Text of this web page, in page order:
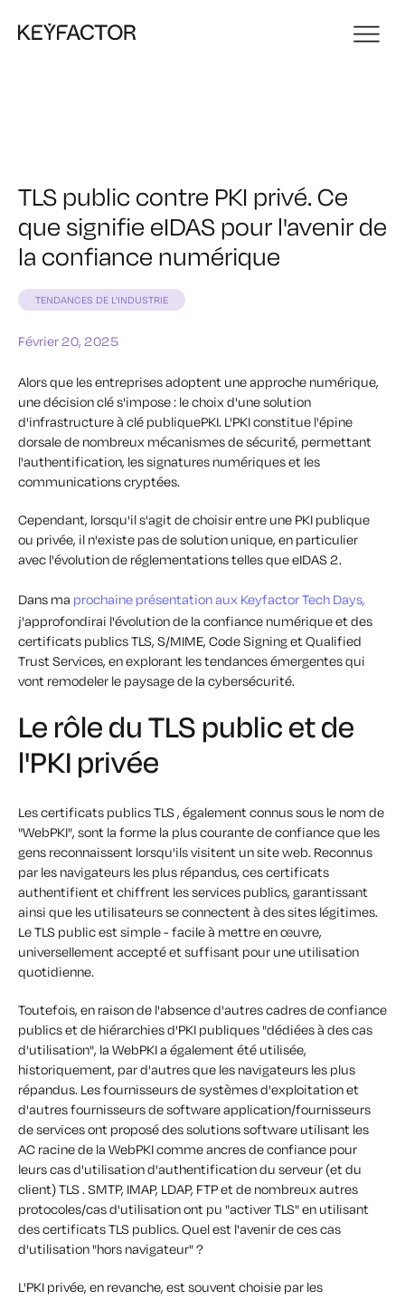
TLS public contre PKI privé. Ce
que signifie eIDAS pour l'avenir de
la confiance numérique
TENDANCES DE L'INDUSTRIE
Février 20, 2025
Alors que les entreprises adoptent une approche numérique,
une décision clé s'impose : le choix d'une solution
d'infrastructure à clé publiquePKI. L'PKI constitue l'épine
dorsale de nombreux mécanismes de sécurité, permettant
l'authentification, les signatures numériques et les
communications cryptées.
Cependant, lorsqu'il s'agit de choisir entre une PKI publique
ou privée, il n'existe pas de solution unique, en particulier
avec l'évolution de réglementations telles que eIDAS 2.
Dans ma prochaine présentation aux Keyfactor Tech Days,
j'approfondirai l'évolution de la confiance numérique et des
certificats publics TLS, S/MIME, Code Signing et Qualified
Trust Services, en explorant les tendances émergentes qui
vont remodeler le paysage de la cybersécurité.
Le rôle du TLS public et de
l'PKI privée
Les certificats publics TLS , également connus sous le nom de
"WebPKI", sont la forme la plus courante de confiance que les
gens reconnaissent lorsqu'ils visitent un site web. Reconnus
par les navigateurs les plus répandus, ces certificats
authentifient et chiffrent les services publics, garantissant
ainsi que les utilisateurs se connectent à des sites légitimes.
Le TLS public est simple - facile à mettre en œuvre,
universellement accepté et suffisant pour une utilisation
quotidienne.
Toutefois, en raison de l'absence d'autres cadres de confiance
publics et de hiérarchies d'PKI publiques "dédiées à des cas
d'utilisation", la WebPKI a également été utilisée,
historiquement, par d'autres que les navigateurs les plus
répandus. Les fournisseurs de systèmes d'exploitation et
d'autres fournisseurs de software application/fournisseurs
de services ont proposé des solutions software utilisant les
AC racine de la WebPKI comme ancres de confiance pour
leurs cas d'utilisation d'authentification du serveur (et du
client) TLS . SMTP, IMAP, LDAP, FTP et de nombreux autres
protocoles/cas d'utilisation ont pu "activer TLS" en utilisant
des certificats TLS publics. Quel est l'avenir de ces cas
d'utilisation "hors navigateur" ?
L'PKI privée, en revanche, est souvent choisie par les